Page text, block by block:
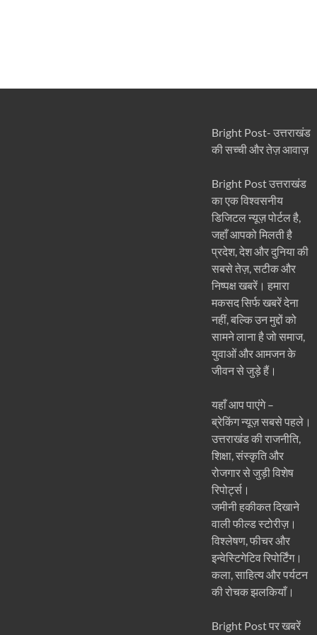
Bright Post- उत्तराखंड
की सच्ची और तेज़ आवाज़
Bright Post उत्तराखंड
का एक विश्वसनीय
डिजिटल न्यूज़ पोर्टल है,
जहाँ आपको मिलती है
प्रदेश, देश और दुनिया की
सबसे तेज़, सटीक और
निष्पक्ष खबरें। हमारा
मकसद सिर्फ खबरें देना
नहीं, बल्कि उन मुद्दों को
सामने लाना है जो समाज,
युवाओं और आमजन के
जीवन से जुड़े हैं।
यहाँ आप पाएंगे –
ब्रेकिंग न्यूज़ सबसे पहले।
उत्तराखंड की राजनीति,
शिक्षा, संस्कृति और
रोजगार से जुड़ी विशेष
रिपोर्ट्स।
जमीनी हकीकत दिखाने
वाली फील्ड स्टोरीज़।
विश्लेषण, फीचर और
इन्वेस्टिगेटिव रिपोर्टिंग।
कला, साहित्य और पर्यटन
की रोचक झलकियाँ।
Bright Post पर खबरें